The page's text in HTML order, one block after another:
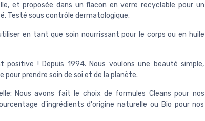
et proposée dans un flacon en verre recyclable pour un
Testé sous contrôle dermatologique.
en tant que soin nourrissant pour le corps ou en huile
positive ! Depuis 1994. Nous voulons une beauté simple,
pour prendre soin de soi et de la planète.
Nous avons fait le choix de formules Cleans pour nos
d'ingrédients d'origine naturelle ou Bio pour nos